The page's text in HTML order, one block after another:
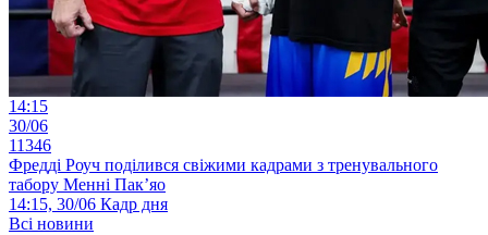
14:15
30/06
11346
Фредді Роуч поділився свіжими кадрами з тренувального
табору Менні Пак’яо
14:15, 30/06 Кадр дня
Всі новини